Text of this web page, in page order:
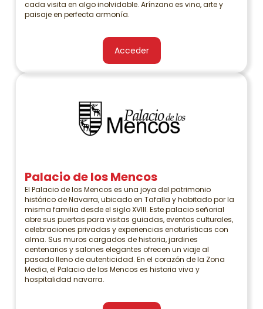
cada visita en algo inolvidable. Arínzano es vino, arte y
paisaje en perfecta armonía.
Acceder
Palacio de los Mencos
El Palacio de los Mencos es una joya del patrimonio
histórico de Navarra, ubicado en Tafalla y habitado por la
misma familia desde el siglo XVIII. Este palacio señorial
abre sus puertas para visitas guiadas, eventos culturales,
celebraciones privadas y experiencias enoturísticas con
alma. Sus muros cargados de historia, jardines
centenarios y salones elegantes ofrecen un viaje al
pasado lleno de autenticidad. En el corazón de la Zona
Media, el Palacio de los Mencos es historia viva y
hospitalidad navarra.